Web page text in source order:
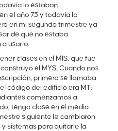
lo estaban
el año 73 y todavía lo
en mi segundo trimestre ya
de que no estaba
usarlo.
clases en el MIS, que fue
el MYS. Cuando nos
primero se llamaba
código del edificio era MT:
comenzamos a
tengo clase en el medio
siguiente le cambiaron
sistemas para quitarle la